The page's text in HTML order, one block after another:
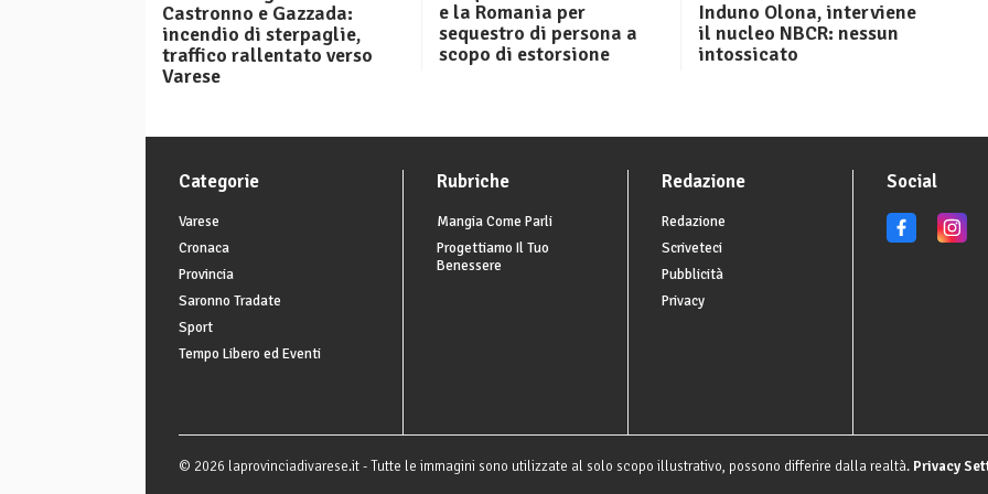
Castronno e Gazzada:
incendio di sterpaglie,
traffico rallentato verso
Varese
e la Romania per
sequestro di persona a
scopo di estorsione
Induno Olona, interviene
il nucleo NBCR: nessun
intossicato
Categorie
Varese
Cronaca
Provincia
Saronno Tradate
Sport
Tempo Libero ed Eventi
Rubriche
Mangia Come Parli
Progettiamo Il Tuo
Benessere
Redazione
Redazione
Scriveteci
Pubblicità
Privacy
Social
© 2026 laprovinciadivarese.it - Tutte le immagini sono utilizzate al solo scopo illustrativo, possono differire dalla realtà. Privacy